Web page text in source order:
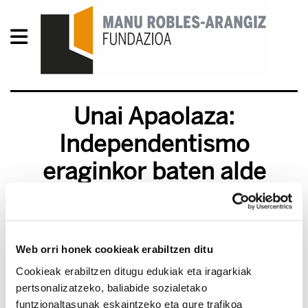
Web orri honek cookieak erabiltzen ditu
Cookieak erabiltzen ditugu edukiak eta iragarkiak
pertsonalizatzeko, baliabide sozialetako
funtzionaltasunak eskaintzeko eta gure trafikoa
Unai Apaolaza:
Independentismo
eraginkor baten alde